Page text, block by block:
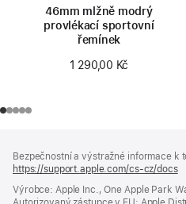
46mm mlžně modrý
provlékací sportovní
řemínek
1 290,00 Kč
Bezpečnostní a výstražné informace k
https://support.apple.com/cs-cz/docs
v
Výrobce: Apple Inc., One Apple Park